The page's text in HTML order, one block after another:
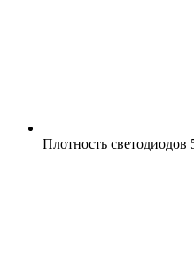
Плотность светодиодов